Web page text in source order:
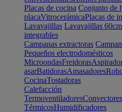
Placas de cocina Conjunto de
placaVitrocerámicaPlacas de
Lavavajillas Lavavajillas 60cm
integrables
Campanas extractoras
Pequeños electrodomésticos
MicroondasFreidoras
asarBatidorasAmasadores
CocinaTostadoras
Calefacción
TermoventiladoresConvectores
TérmicosHumidificadores